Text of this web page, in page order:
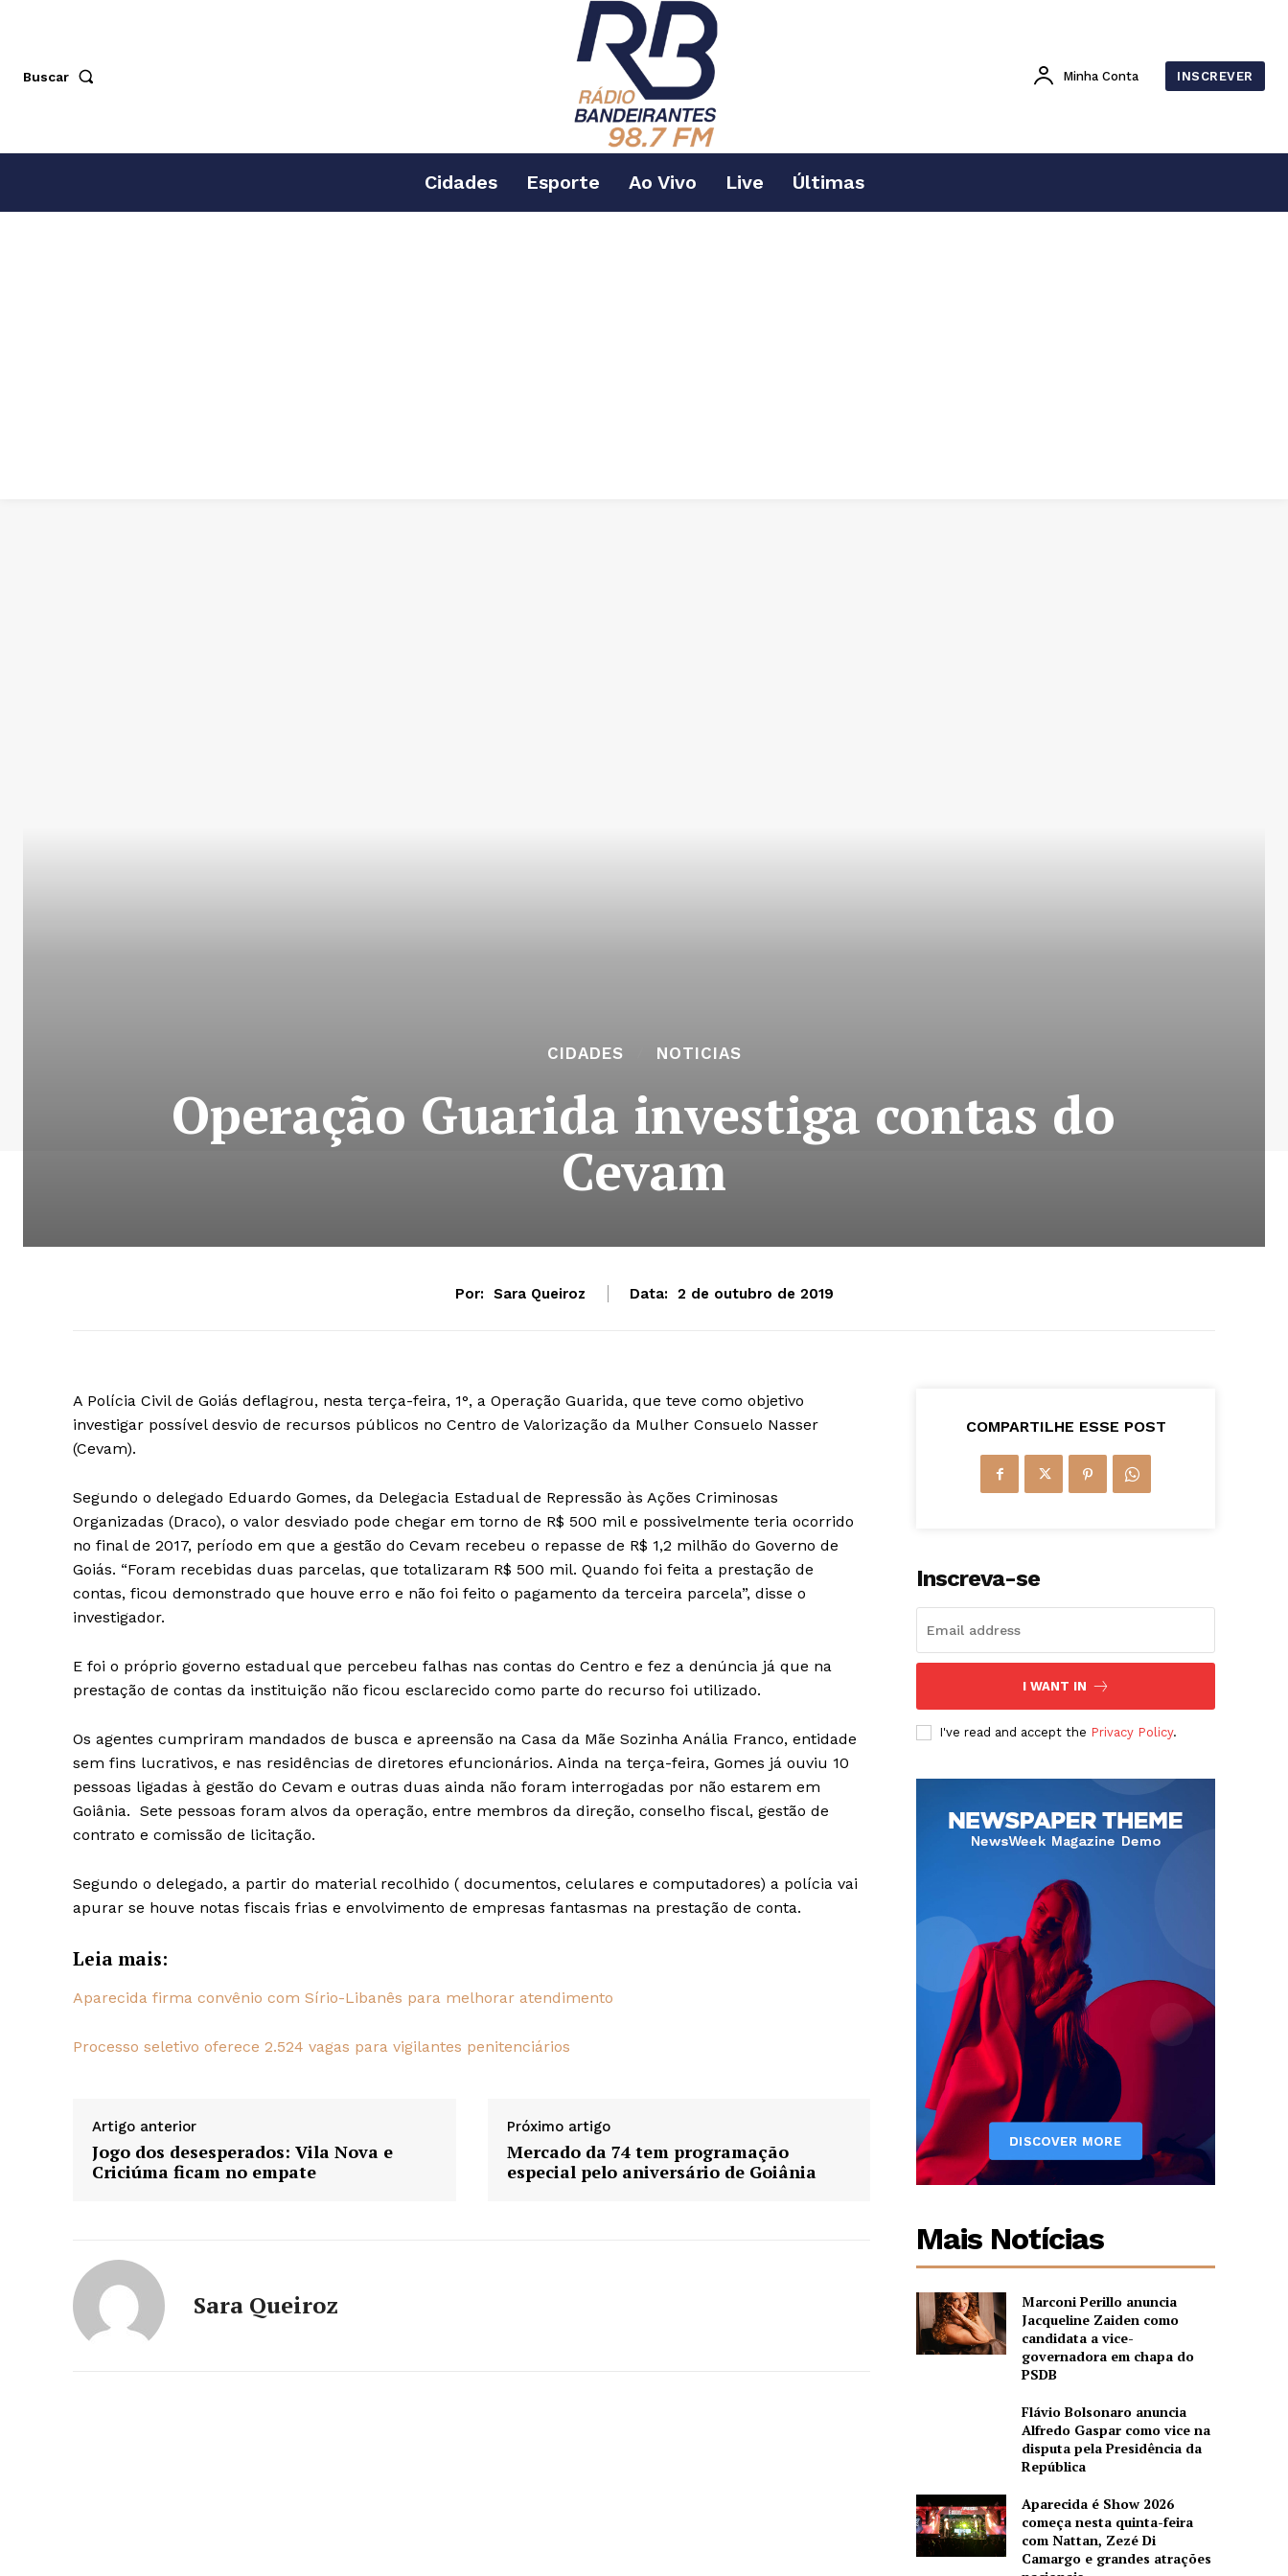
Buscar Minha Conta INSCREVER
Cidades Esporte Ao Vivo Live Últimas
CIDADES NOTICIAS
Operação Guarida investiga contas do
Cevam
Por: Sara Queiroz Data: 2 de outubro de 2019
A Polícia Civil de Goiás deflagrou, nesta terça-feira, 1°, a Operação Guarida, que teve como objetivo
investigar possível desvio de recursos públicos no Centro de Valorização da Mulher Consuelo Nasser
(Cevam).
Segundo o delegado Eduardo Gomes, da Delegacia Estadual de Repressão às Ações Criminosas
Organizadas (Draco), o valor desviado pode chegar em torno de R$ 500 mil e possivelmente teria ocorrido
no final de 2017, período em que a gestão do Cevam recebeu o repasse de R$ 1,2 milhão do Governo de
Goiás. “Foram recebidas duas parcelas, que totalizaram R$ 500 mil. Quando foi feita a prestação de
contas, ficou demonstrado que houve erro e não foi feito o pagamento da terceira parcela”, disse o
investigador.
E foi o próprio governo estadual que percebeu falhas nas contas do Centro e fez a denúncia já que na
prestação de contas da instituição não ficou esclarecido como parte do recurso foi utilizado.
Os agentes cumpriram mandados de busca e apreensão na Casa da Mãe Sozinha Anália Franco, entidade
sem fins lucrativos, e nas residências de diretores efuncionários. Ainda na terça-feira, Gomes já ouviu 10
pessoas ligadas à gestão do Cevam e outras duas ainda não foram interrogadas por não estarem em
Goiânia. Sete pessoas foram alvos da operação, entre membros da direção, conselho fiscal, gestão de
contrato e comissão de licitação.
Segundo o delegado, a partir do material recolhido ( documentos, celulares e computadores) a polícia vai
apurar se houve notas fiscais frias e envolvimento de empresas fantasmas na prestação de conta.
Leia mais:
Aparecida firma convênio com Sírio-Libanês para melhorar atendimento
Processo seletivo oferece 2.524 vagas para vigilantes penitenciários
Artigo anterior
Jogo dos desesperados: Vila Nova e
Criciúma ficam no empate
Próximo artigo
Mercado da 74 tem programação
especial pelo aniversário de Goiânia
Sara Queiroz
COMPARTILHE ESSE POST
Inscreva-se
I WANT IN
I've read and accept the Privacy Policy.
Mais Notícias
Marconi Perillo anuncia
Jacqueline Zaiden como
candidata a vice-
governadora em chapa do
PSDB
Flávio Bolsonaro anuncia
Alfredo Gaspar como vice na
disputa pela Presidência da
República
Aparecida é Show 2026
começa nesta quinta-feira
com Nattan, Zezé Di
Camargo e grandes atrações